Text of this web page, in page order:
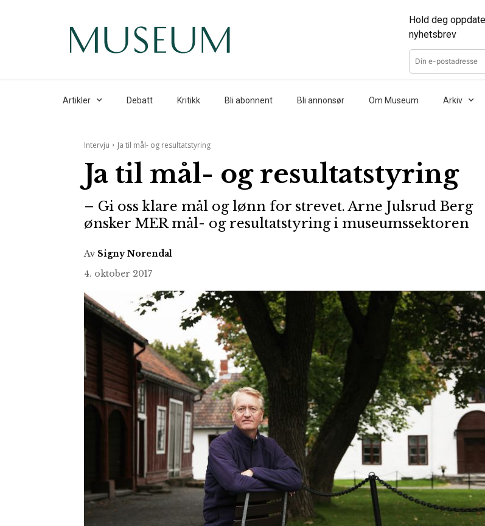
Hold deg
nyhetsbrev
Artikler Debatt Kritikk Bli abonnent Bli annonsør Om Museum Arkiv
Intervju Ja til mål- og resultatstyring
Ja til mål- og resultatstyring
– Gi oss klare mål og lønn for strevet. Arne Julsrud Berg
ønsker MER mål- og resultatstyring i museumssektoren
Av Signy Norendal
4. oktober 2017